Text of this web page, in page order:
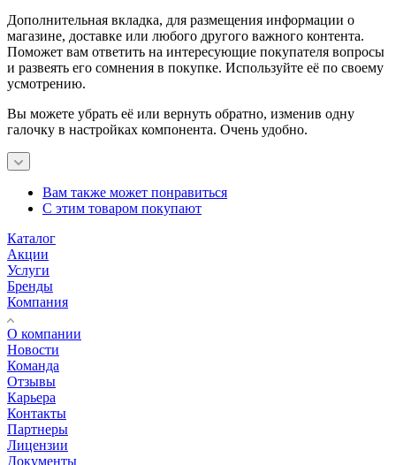
Дополнительная вкладка, для размещения информации о
магазине, доставке или любого другого важного контента.
Поможет вам ответить на интересующие покупателя вопросы
и развеять его сомнения в покупке. Используйте её по своему
усмотрению.
Вы можете убрать её или вернуть обратно, изменив одну
галочку в настройках компонента. Очень удобно.
Вам также может понравиться
С этим товаром покупают
Каталог
Акции
Услуги
Бренды
Компания
О компании
Новости
Команда
Отзывы
Карьера
Контакты
Партнеры
Лицензии
Документы